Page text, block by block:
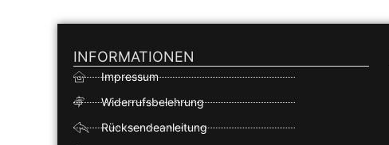
INFORMATIONEN
Impressum
Widerrufsbelehrung
Rücksendeanleitung